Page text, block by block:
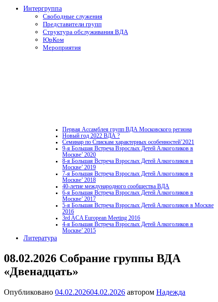
Интергруппа
Свободные служения
Представители групп
Структура обслуживания ВДА
ЮрКом
Мероприятия
Первая Ассамблея групп ВДА Московского региона
Новый год 2022 ВДА ?
Семинар по Спискам характерных особенностей’2021
9-я Большая Встреча Взрослых Детей Алкоголиков в
Москве’ 2020
8-я Большая Встреча Взрослых Детей Алкоголиков в
Москве’ 2019
7-я Большая Встреча Взрослых Детей Алкоголиков в
Москве’ 2018
40-летие международного сообщества ВДА
6-я Большая Встреча Взрослых Детей Алкоголиков в
Москве’ 2017
5-я Большая Встреча Взрослых Детей Алкоголиков в Москве
2016
3rd ACA European Meeting 2016
4-я Большая Встреча Взрослых Детей Алкоголиков в
Москве’ 2015
Литература
08.02.2026 Собрание группы ВДА
«Двенадцать»
Опубликовано 04.02.202604.02.2026 автором Надежда